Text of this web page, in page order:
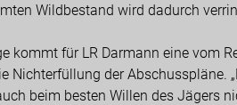
Wildbestand wird dadurch
kommt für LR Darmann eine vom
Nichterfüllung der Abschusspläne.
beim besten Willen des Jägers